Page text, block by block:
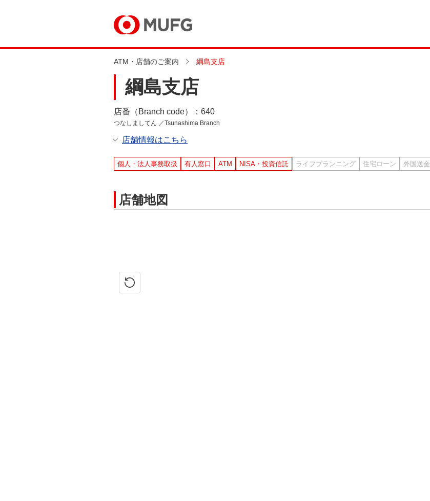
ATM・店舗のご案内 綱島支店
綱島支店
店番（Branch code）：640
つなしましてん ／Tsunashima Branch
店舗情報はこちら
個人・法人事務取扱 有人窓口 ATM NISA・投資信託 ライフプランニング 住宅ローン 外国送金
店舗地図